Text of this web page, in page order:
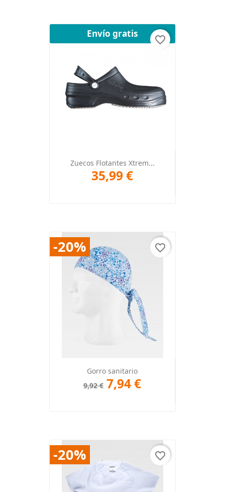
Zuecos Flotantes Xtrem...
35,99 €
Envío gratis
favorite_border
Gorro sanitario
9,92 € 7,94 €
-20% favorite_border
-20% favorite_border